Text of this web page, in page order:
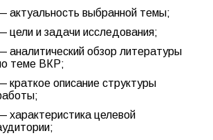
актуальность выбранной темы;
цели и задачи исследования;
аналитический обзор литературы
теме ВКР;
краткое описание структуры
характеристика целевой